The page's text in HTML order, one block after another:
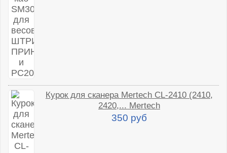
Курок для сканера Mertech CL-2410 (2410,
2420,... Mertech
350 руб